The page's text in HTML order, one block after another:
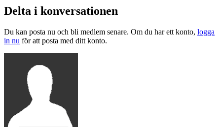
Delta i konversationen
Du kan posta nu och bli medlem senare. Om du har ett konto, logga
in nu för att posta med ditt konto.